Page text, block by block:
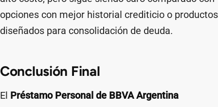
opciones con mejor historial crediticio o productos
diseñados para consolidación de deuda.
Conclusión Final
El Préstamo Personal de BBVA Argentina